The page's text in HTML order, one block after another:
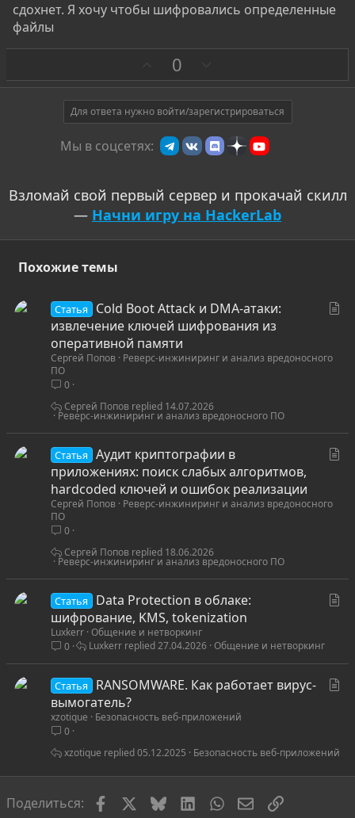
сдохнет. Я хочу чтобы шифровались определенные
файлы
а
0
р
о
т
и
в
Для ответа нужно войти/зарегистрироваться
Мы в соцсетях:
Взломай свой первый сервер и прокачай скилл
— Начни игру на HackerLab
Похожие темы
Статья
Cold Boot Attack и DMA-атаки:
извлечение ключей шифрования из
оперативной памяти
Сергей Попов Реверс-инжиниринг и анализ вредоносного
ПО
0
Реверс-инжиниринг и анализ вредоносного ПО
14.07.2026
Сергей Попов
Статья
Аудит криптографии в
приложениях: поиск слабых алгоритмов,
hardcoded ключей и ошибок реализации
Сергей Попов Реверс-инжиниринг и анализ вредоносного
ПО
0
Реверс-инжиниринг и анализ вредоносного ПО
18.06.2026
Сергей Попов
ь
Статья
Data Protection в облаке:
шифрование, KMS, tokenization
Luxkerr Общение и нетворкинг
0
Общение и нетворкинг
27.04.2026
Luxkerr
Статья
RANSOMWARE. Как работает вирус-
вымогатель?
xzotique
Безопасность веб-приложений
0
Безопасность веб-приложений
05.12.2025
xzotique
Поделиться: FacebookBlueskyLinkedInWhatsAppЭлектронная
Ссылка